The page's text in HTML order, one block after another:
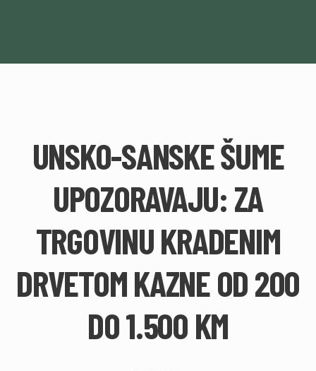
UNSKO-SANSKE ŠUME
UPOZORAVAJU: ZA
TRGOVINU KRADENIM
DRVETOM KAZNE OD 200
DO 1.500 KM